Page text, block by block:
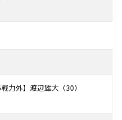
力外】渡辺雄大（30）